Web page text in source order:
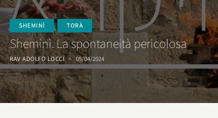
SHEMINÌ TORÀ
Sheminì. La spontaneità pericolosa
RAV ADOLFO LOCCI 05/04/2024